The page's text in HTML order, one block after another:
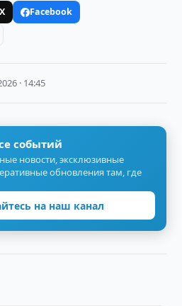
Facebook
· 14:45
событий
новости, эксклюзивные
обновления там, где
на наш канал